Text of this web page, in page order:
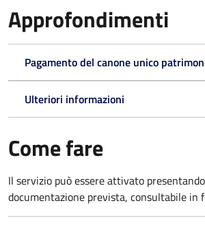
Approfondimenti
Pagamento del canone unico
Ulteriori informazioni
Come fare
Il servizio può essere attivato
documentazione prevista, consultabile in